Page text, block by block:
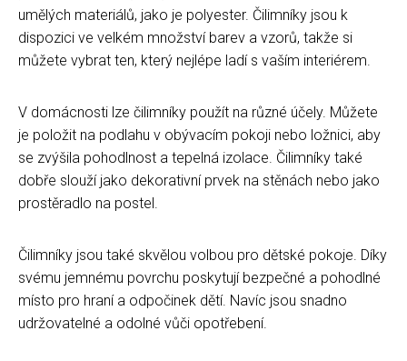
umělých materiálů, jako je polyester. Čilimníky jsou k
dispozici ve velkém množství barev a vzorů, takže si
můžete vybrat ten, který nejlépe ladí s vaším interiérem.
V domácnosti lze čilimníky použít na různé účely. Můžete
je položit na podlahu v obývacím pokoji nebo ložnici, aby
se zvýšila pohodlnost a tepelná izolace. Čilimníky také
dobře slouží jako dekorativní prvek na stěnách nebo jako
prostěradlo na postel.
Čilimníky jsou také skvělou volbou pro dětské pokoje. Díky
svému jemnému povrchu poskytují bezpečné a pohodlné
místo pro hraní a odpočinek dětí. Navíc jsou snadno
udržovatelné a odolné vůči opotřebení.